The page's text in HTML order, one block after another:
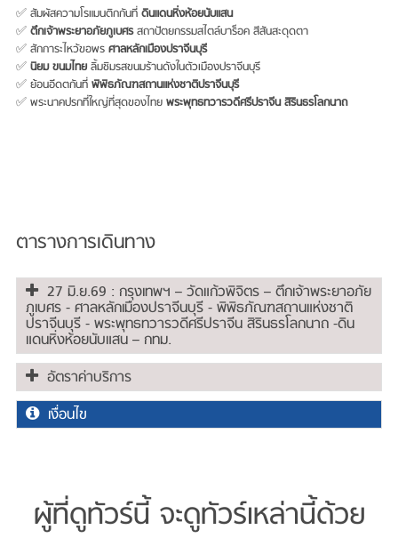
✅ สัมผัสความโรแมนติกกันที่ ดินแดนหิ่งห้อยนับแสน
✅ตึกเจ้าพระยาอภัยภูเบศรสถาปัตยกรรมสไตล์บาร็อค สีสันสะดุดตา
✅ สักการะไหว้ขอพร ศาลหลักเมืองปราจีนบุรี
✅ นิยม ขนมไทย ลิ้มชิมรสขนมร้านดังในตัวเมืองปราจีนบุรี
✅ ย้อนอีดตกันที่ พิพิธภัณฑสถานแห่งชาติปราจีนบุรี
✅ พระนาคปรกที่ใหญ่ที่สุดของไทย พระพุทธทวารวดีศรีปราจีน สิรินธรโลกนาถ
ตารางการเดินทาง
27 มิ.ย.69 : กรุงเทพฯ – วัดแก้วพิจิตร – ตึกเจ้าพระยาอภัย
ภูเบศร - ศาลหลักเมืองปราจีนบุรี - พิพิธภัณฑสถานแห่งชาติ
ปราจีนบุรี - พระพุทธทวารวดีศรีปราจีน สิรินธรโลกนาถ -ดิน
แดนหิ่งห้อยนับแสน – กทม.
อัตราค่าบริการ
เงื่อนไข
ผู้ที่ดูทัวร์นี้ จะดูทัวร์เหล่านี้ด้วย